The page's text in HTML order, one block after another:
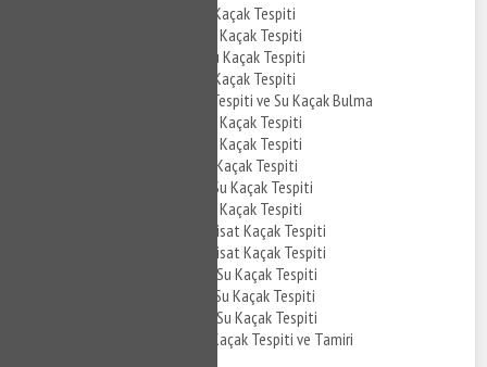
Zümrütevler Banyo Su Kaçak Tespiti
Zümrütevler Mutfak Su Kaçak Tespiti
Zümrütevler Tuvalet Su Kaçak Tespiti
Zümrütevler Kombi Su Kaçak Tespiti
Zümrütevler Su Kaçak Tespiti ve Su Kaçak Bulma
Zümrütevler Cihazla Su Kaçak Tespiti
Zümrütevler Akustik Su Kaçak Tespiti
Zümrütevler Cihazlı Su Kaçak Tespiti
Zümrütevler Noktasal Su Kaçak Tespiti
Zümrütevler Su Tesisat Kaçak Tespiti
Zümrütevler Kombi Tesisat Kaçak Tespiti
Zümrütevler Kombi Tesisat Kaçak Tespiti
Zümrütevler Parke Altı Su Kaçak Tespiti
Zümrütevler Kırmadan Su Kaçak Tespiti
Zümrütevler Tavandan Su Kaçak Tespiti
Zümrütevler Pimaş Su Kaçak Tespiti ve Tamiri